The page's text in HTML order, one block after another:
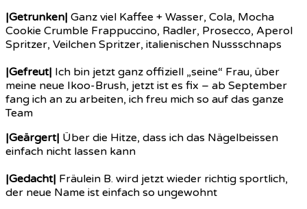
|Getrunken| Ganz viel Kaffee + Wasser, Cola, Mocha
Cookie Crumble Frappuccino, Radler, Prosecco, Aperol
Spritzer, Veilchen Spritzer, italienischen Nussschnaps
|Gefreut| Ich bin jetzt ganz offiziell „seine“ Frau, über
meine neue Ikoo-Brush, jetzt ist es fix – ab September
fang ich an zu arbeiten, ich freu mich so auf das ganze
Team
|Geärgert| Über die Hitze, dass ich das Nägelbeissen
einfach nicht lassen kann
|Gedacht| Fräulein B. wird jetzt wieder richtig sportlich,
der neue Name ist einfach so ungewohnt